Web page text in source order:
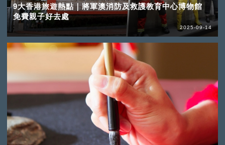
9大香港旅遊熱點｜將軍澳消防及救護教育中心博物館
免費親子好去處
2025-09-14